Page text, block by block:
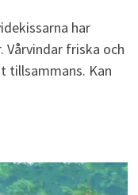
har
friska och
tillsammans. Kan